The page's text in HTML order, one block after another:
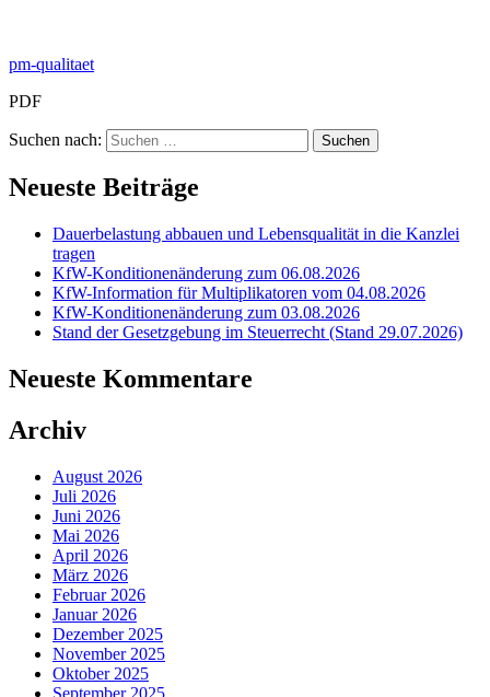
pm-qualitaet
PDF
Suchen nach:
Neueste Beiträge
Dauerbelastung abbauen und Lebensqualität in die Kanzlei
tragen
KfW-Konditionenänderung zum 06.08.2026
KfW-Information für Multiplikatoren vom 04.08.2026
KfW-Konditionenänderung zum 03.08.2026
Stand der Gesetzgebung im Steuerrecht (Stand 29.07.2026)
Neueste Kommentare
Archiv
August 2026
Juli 2026
Juni 2026
Mai 2026
April 2026
März 2026
Februar 2026
Januar 2026
Dezember 2025
November 2025
Oktober 2025
September 2025